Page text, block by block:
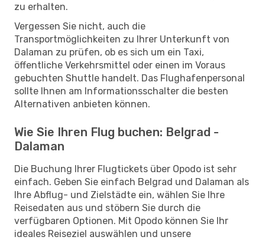
zu erhalten.
Vergessen Sie nicht, auch die
Transportmöglichkeiten zu Ihrer Unterkunft von
Dalaman zu prüfen, ob es sich um ein Taxi,
öffentliche Verkehrsmittel oder einen im Voraus
gebuchten Shuttle handelt. Das Flughafenpersonal
sollte Ihnen am Informationsschalter die besten
Alternativen anbieten können.
Wie Sie Ihren Flug buchen: Belgrad -
Dalaman
Die Buchung Ihrer Flugtickets über Opodo ist sehr
einfach. Geben Sie einfach Belgrad und Dalaman als
Ihre Abflug- und Zielstädte ein, wählen Sie Ihre
Reisedaten aus und stöbern Sie durch die
verfügbaren Optionen. Mit Opodo können Sie Ihr
ideales Reiseziel auswählen und unsere